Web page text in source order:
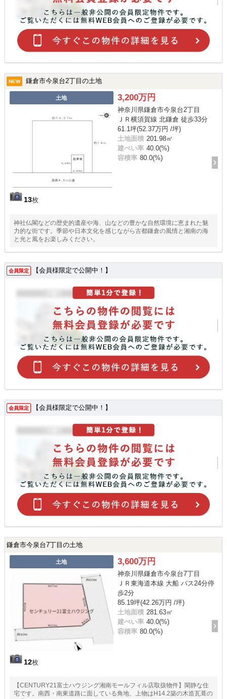
NEW 鎌倉市今泉台2丁目の土地
土地
13枚
3,200万円
神奈川県鎌倉市今泉台2丁目
ＪＲ横須賀線 北鎌倉 徒歩33分
61.1坪(52.37万円 /坪)
土地面積 201.98㎡
建ぺい率 40.0(%)
容積率 80.0(%)
神社仏閣などの歴史的遺産や海、山などの豊かな自然環境に恵まれた魅
力的な街です。季節や日本文化を感じながら古都鎌倉の風情と湘南の海
と光と風をお楽しみください。
会員限定 【会員様限定で公開中！】
会員限定 【会員様限定で公開中！】
鎌倉市今泉台7丁目の土地
土地
12枚
3,600万円
神奈川県鎌倉市今泉台7丁目
ＪＲ東海道本線 大船 バス24分停
歩2分
85.19坪(42.26万円 /坪)
土地面積 281.63㎡
建ぺい率 40.0(%)
容積率 80.0(%)
【CENTURY21富士ハウジング湘南モールフィル店取扱物件】閑静な住
宅です。南西・南東道路に面している角地、上物はH14.2築の木造瓦葺の